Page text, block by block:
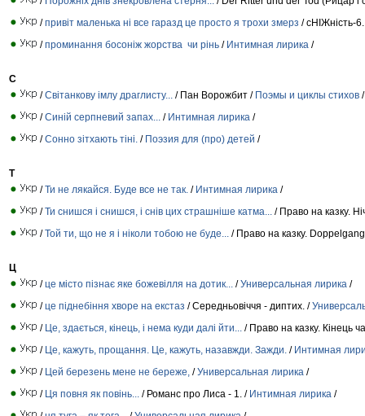
/привіт маленька ні все гаразд це просто я трохи змерз / сНІЖність-
/проминання босоніж жорства чи рінь / Интимная лирика /
С
/Світанкову імлу драглисту... / Пан Ворожбит / Поэмы и циклы стихов /
/Синій серпневий запах... / Интимная лирика /
/Сонно зітхають тіні. / Поэзия для (про) детей /
Т
/Ти не лякайся. Буде все не так. / Интимная лирика /
/Ти снишся і снишся, і снів цих страшніше катма...
/ Право на казку.
/Той ти, що не я і ніколи тобою не буде... / Право на казку.
Ц
/це місто пізнає яке божевілля на дотик... /Универсальная лирика /
/це піднебіння хворе на екстаз / Середньовіччя - диптих. /
/ Це, здається, кінець, і нема куди далі йти...
/ Право на казку. Кінець
/ Це, кажуть, прощання. Це, кажуть, назавжди. Зажди. / Интимная
/ Цей березень мене не береже, /Универсальная лирика /
/ Ця повня як повінь... / Романс про Лиса - 1. / Интимная лирика /